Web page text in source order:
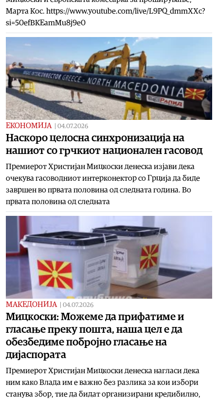
Марта Кос. https://www.youtube.com/live/L9PQ_dmmXXc?
si=50efBKEamMu8j9e0
ЕКОНОМИЈА 04.07.2026
Наскоро целосна синхронизација на
нашиот со грчкиот национален гасовод
Премиерот Христијан Мицкоски денеска изјави дека
очекува гасоводниот интерконектор со Грција да биде
завршен во првата половина од следната година. Во
првата половина од следната
МАКЕДОНИЈА 04.07.2026
Мицкоски: Можеме да прифатиме и
гласање преку пошта, наша цел е да
обезбедиме побројно гласање на
дијаспората
Премиерот Христијан Мицкоски денеска нагласи дека
ним како Влада им е важно без разлика за кои избори
станува збор, тие да бидат организирани кредибилно,